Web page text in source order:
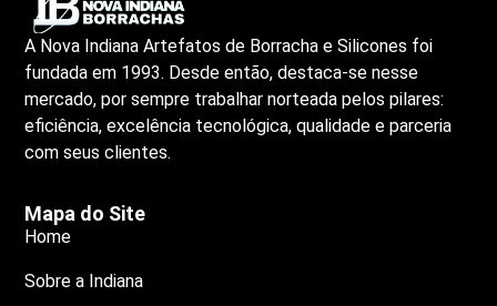
A Nova Indiana Artefatos de Borracha e Silicones foi
fundada em 1993. Desde então, destaca-se nesse
mercado, por sempre trabalhar norteada pelos pilares:
eficiência, excelência tecnológica, qualidade e parceria
com seus clientes.
Mapa do Site
Home
Sobre a Indiana